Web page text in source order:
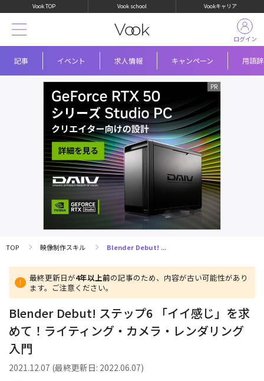
Vook TOP Vook school Vookキャリア
記事 イベント 求人情報 キャンペーン 用語
ログイン
TOP 映像制作スキル Blender Debut! ...
最終更新日が4年以上前の記事のため、内容が古い可能性があり
ます。ご注意ください。
Blender Debut! ステップ6 「イイ感じ」を求
めて！ライティング・カメラ・レンダリング
入門
2021.12.07 (最終更新日: 2022.06.07)